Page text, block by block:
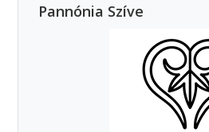
Pannónia Szíve